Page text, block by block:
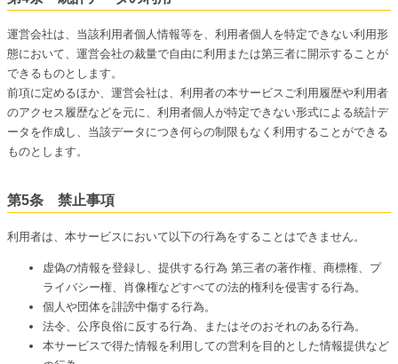
運営会社は、当該利用者個人情報等を、利用者個人を特定できない利用形
態において、運営会社の裁量で自由に利用または第三者に開示することが
できるものとします。
前項に定めるほか、運営会社は、利用者の本サービスご利用履歴や利用者
のアクセス履歴などを元に、利用者個人が特定できない形式による統計デ
ータを作成し、当該データにつき何らの制限もなく利用することができる
ものとします。
第5条 禁止事項
利用者は、本サービスにおいて以下の行為をすることはできません。
虚偽の情報を登録し、提供する行為 第三者の著作権、商標権、プ
ライバシー権、肖像権などすべての法的権利を侵害する行為。
個人や団体を誹謗中傷する行為。
法令、公序良俗に反する行為、またはそのおそれのある行為。
本サービスで得た情報を利用しての営利を目的とした情報提供など